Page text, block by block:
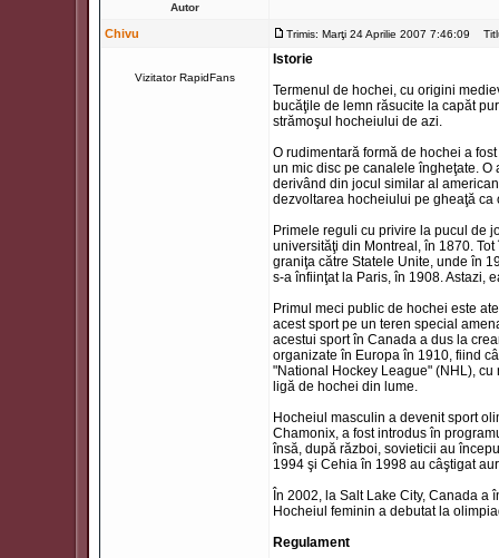
Autor
Chivu Trimis: Marţi 24 Aprilie 2007 7:46:09
Vizitator RapidFans
Istorie
Termenul de hochei, cu origini
bucăţile de lemn răsucite la capăt
strămoşul hocheiului de azi.
O rudimentară formă de hochei a
un mic disc pe canalele îngheţate.
derivând din jocul similar al
dezvoltarea hocheiului pe gheaţă
Primele reguli cu privire la pucul de
universităţi din Montreal, în 1870.
graniţa către Statele Unite, unde în
s-a înfiinţat la Paris, în 1908. Astazi,
Primul meci public de hochei este
acest sport pe un teren special
acestui sport în Canada a dus la
organizate în Europa în 1910, fiind
"National Hockey League" (NHL),
ligă de hochei din lume.
Hocheiul masculin a devenit sport
Chamonix, a fost introdus în
însă, după război, sovieticii au
1994 şi Cehia în 1998 au câştigat
În 2002, la Salt Lake City, Canada
Hocheiul feminin a debutat la
Regulament